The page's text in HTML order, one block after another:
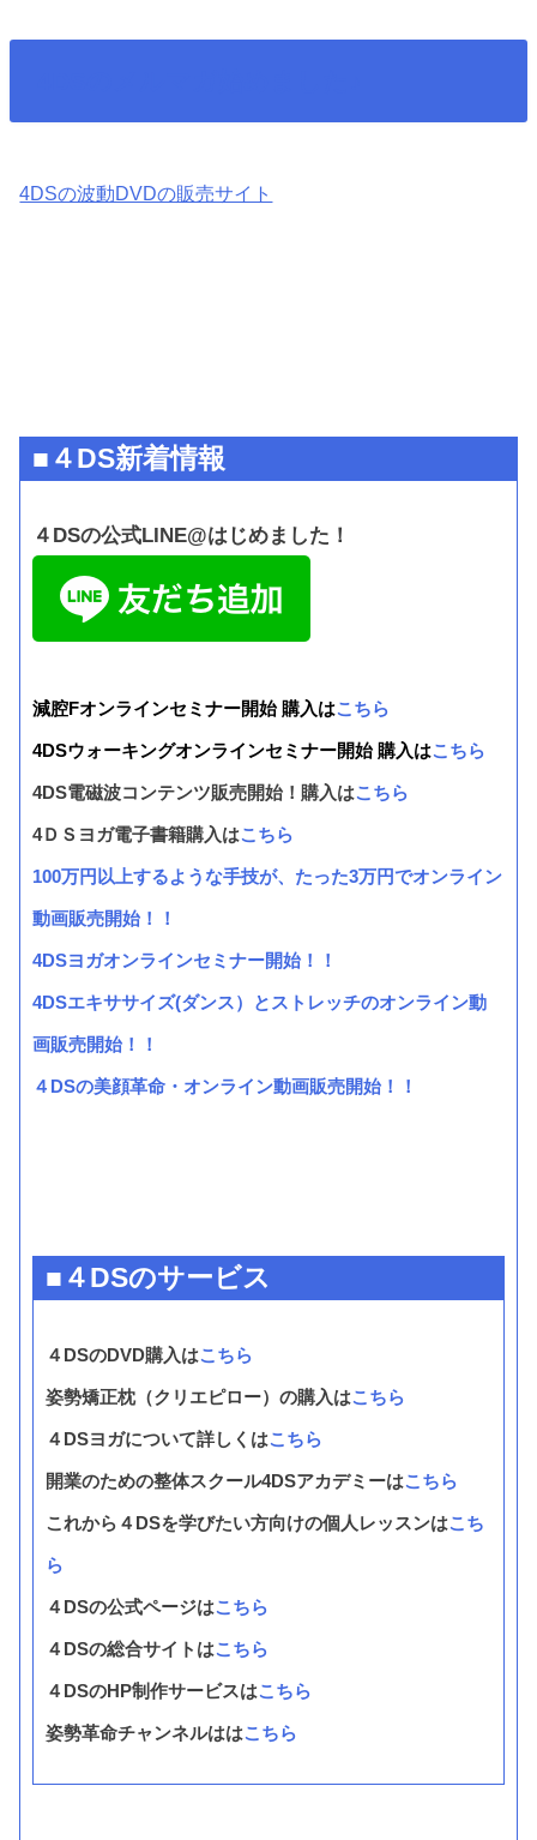
4DSの波動DVDの販売サイト
■４DS新着情報
４DSの公式LINE@はじめました！
減腔Fオンラインセミナー開始 購入はこちら
4DSウォーキングオンラインセミナー開始 購入はこちら
4DS電磁波コンテンツ販売開始！購入はこちら
4ＤＳヨガ電子書籍購入はこちら
100万円以上するような手技が、たった3万円でオンライン
動画販売開始！！
4DSヨガオンラインセミナー開始！！
4DSエキササイズ(ダンス）とストレッチのオンライン動
画販売開始！！
４DSの美顔革命・オンライン動画販売開始！！
■４DSのサービス
４DSのDVD購入はこちら
姿勢矯正枕（クリエピロー）の購入はこちら
４DSヨガについて詳しくはこちら
開業のための整体スクール4DSアカデミーはこちら
これから４DSを学びたい方向けの個人レッスンはこち
ら
４DSの公式ページはこちら
４DSの総合サイトはこちら
４DSのHP制作サービスはこちら
姿勢革命チャンネルははこちら